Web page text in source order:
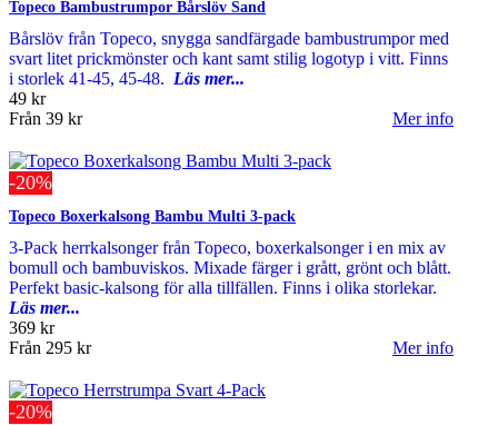
Topeco Bambustrumpor Bårslöv Sand
Bårslöv från Topeco, snygga sandfärgade bambustrumpor med
svart litet prickmönster och kant samt stilig logotyp i vitt. Finns
i storlek 41-45, 45-48. Läs mer...
49 kr
Från 39 kr Mer info
-20%
Topeco Boxerkalsong Bambu Multi 3-pack
3-Pack herrkalsonger från Topeco, boxerkalsonger i en mix av
bomull och bambuviskos. Mixade färger i grått, grönt och blått.
Perfekt basic-kalsong för alla tillfällen. Finns i olika storlekar.
Läs mer...
369 kr
Från 295 kr Mer info
-20%